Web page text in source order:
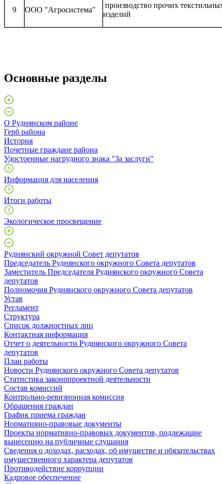
9 ООО "Агросистема"
производство прочих
изделий
Основные разделы
О Руднянском районе
Герб района
История
Почетные граждане района
Удостоенные нагрудного знака "За заслуги"
Информация для населения
Итоги работы
Экологическое просвещение
Руднянский окружной Совет депутатов
Председатель Руднянского окружного Совета депутатов
Заместитель Председателя Руднянского окружного Совета
депутатов
Полномочия Руднянского окружного Совета депутатов
Устав
Регламент
Структура
Список должностных лиц
Контактная информация
Отчет о деятельности Руднянского окружного Совета
депутатов
План работы
Новости Руднянского окружного Совета депутатов
Статистика законопроектной деятельности
Состав комиссий
Контрольно-ревизионная комиссия
Обращения граждан
График приема граждан
Нормативно-правовые документы
Проекты нормативно-правовых документов, подлежащие
вынесению на публичные слушания
Сведения о доходах, расходах, об имуществе и обязательствах
имущественного характера депутатов
Противодействие коррупции
Кадровое обеспечение